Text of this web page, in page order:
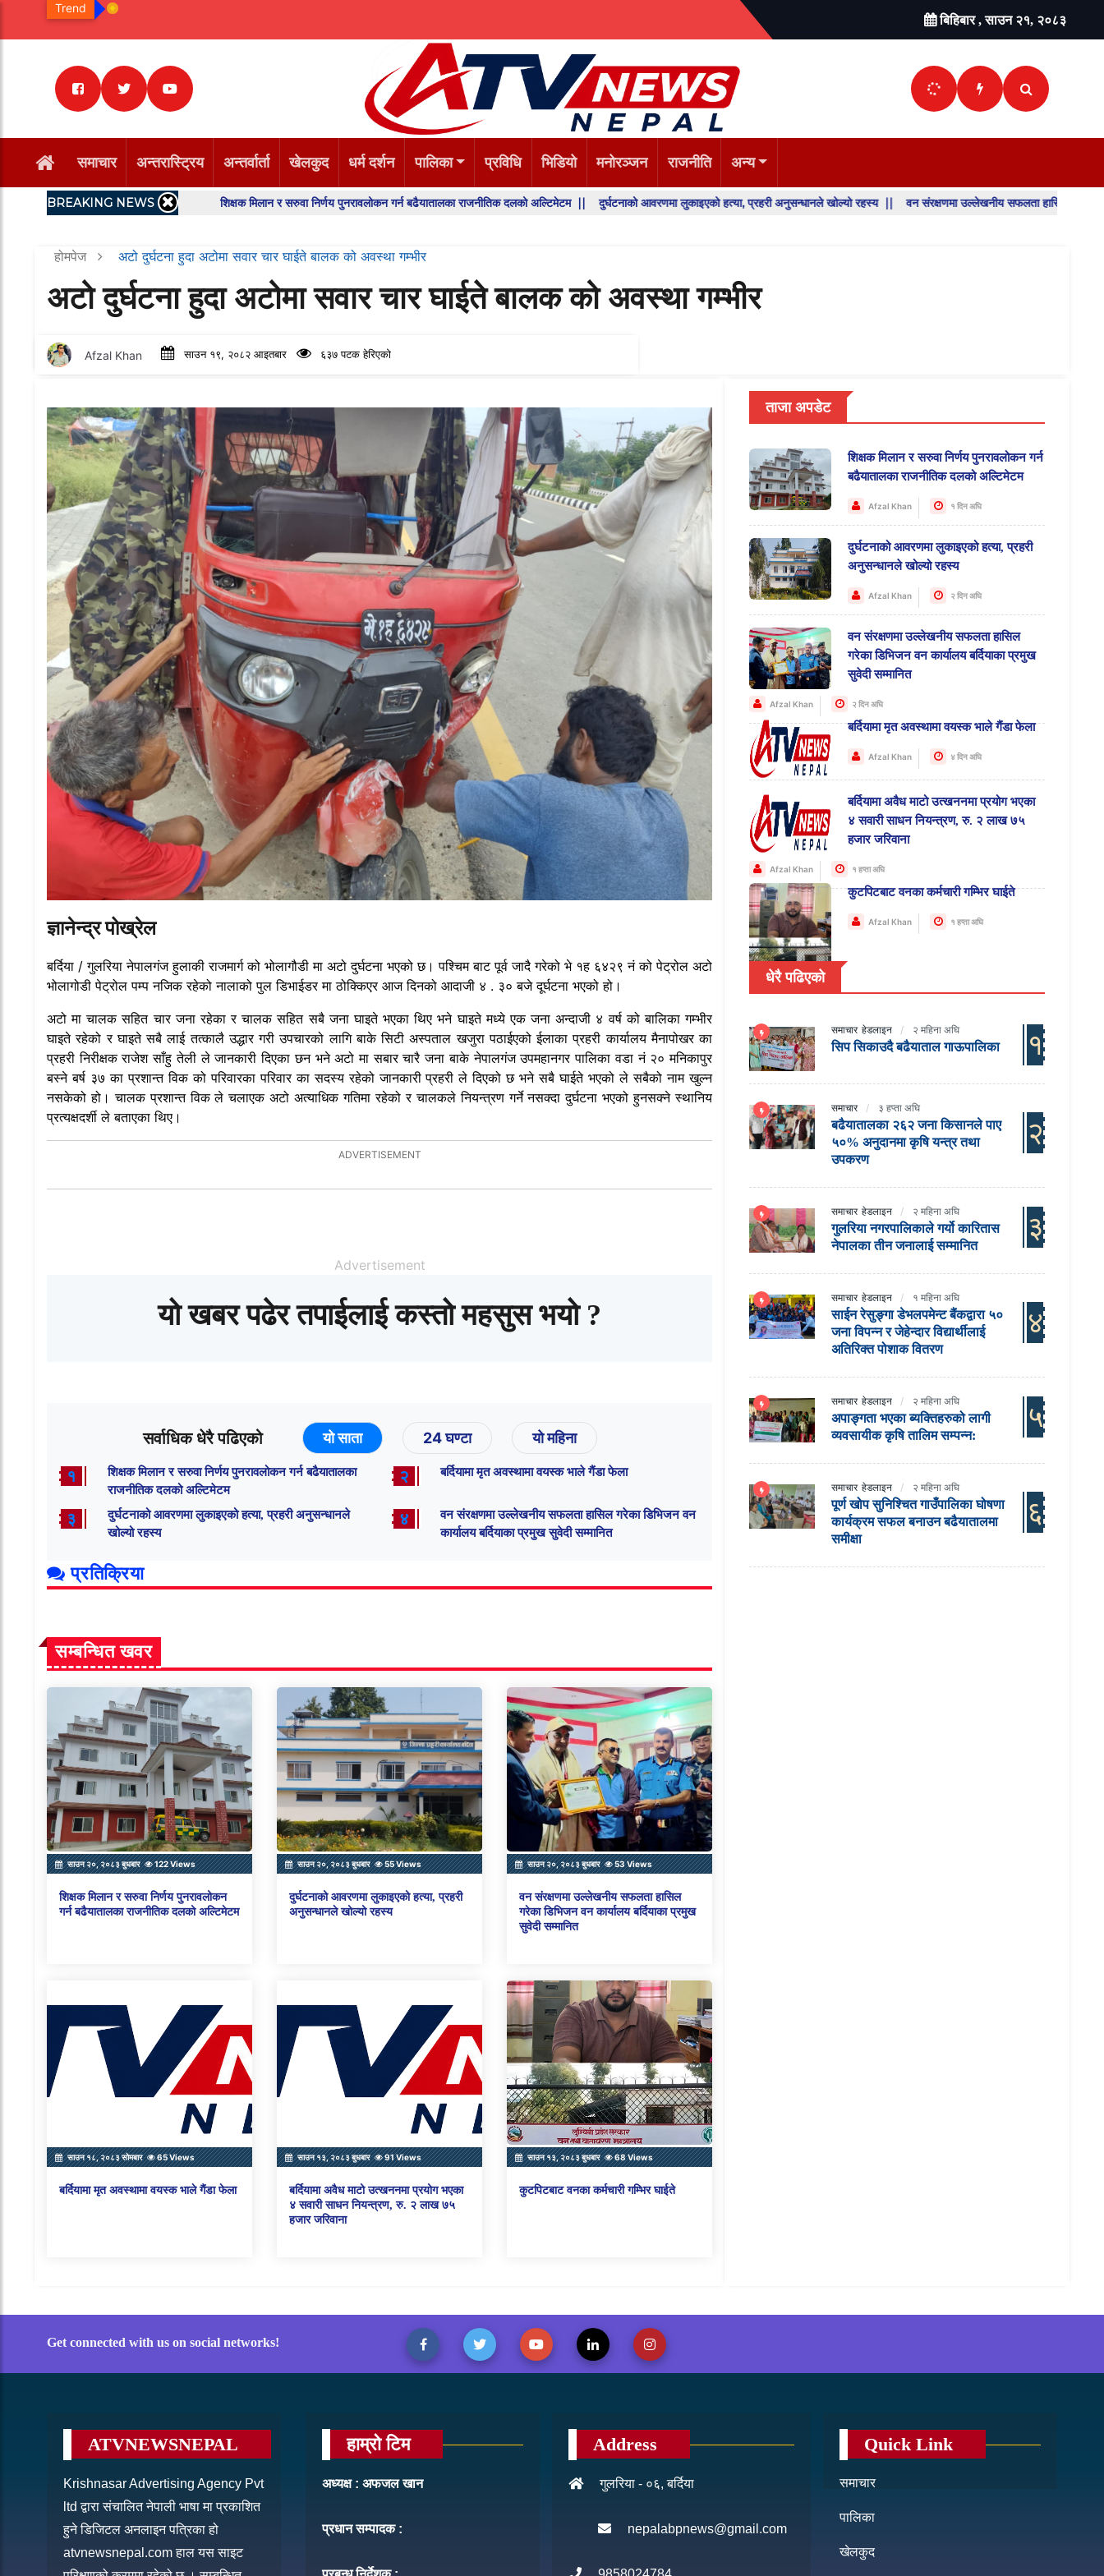
Trend
बिहिबार , साउन २१, २०८३
समाचार अन्तरास्ट्रिय अन्तर्वार्ता खेलकुद धर्म दर्शन पालिका प्रविधि भिडियो मनोरञ्जन राजनीति अन्य
शिक्षक मिलान र सरुवा निर्णय पुनरावलोकन गर्न बढैयातालका राजनीतिक दलको अल्टिमेटम ||दुर्घटनाको आवरणमा लुकाइएको हत्या, प्रहरी अनुसन्धानले खोल्यो रहस्य ||वन संरक्षणमा उल्लेखनीय सफलता हासिल गरेका डिभिजन वन
BREAKING NEWS
होमपेज अटो दुर्घटना हुदा अटोमा सवार चार घाईते बालक को अवस्था गम्भीर
अटो दुर्घटना हुदा अटोमा सवार चार घाईते बालक को अवस्था गम्भीर
Afzal Khan साउन १९, २०८२ आइतबार ६३७ पटक हेरिएको
ज्ञानेन्द्र पोख्रेल
बर्दिया / गुलरिया नेपालगंज हुलाकी राजमार्ग को भोलागौडी मा अटो दुर्घटना भएको छ। पश्चिम बाट पूर्व जादै गरेको भे १ह ६४२९ नं को पेट्रोल अटो
भोलागोडी पेट्रोल पम्प नजिक रहेको नालाको पुल डिभाईडर मा ठोक्किएर आज दिनको आदाजी ४ . ३० बजे दूर्घटना भएको हो।
अटो मा चालक सहित चार जना रहेका र चालक सहित सबै जना घाइते भएका थिए भने घाइते मध्ये एक जना अन्दाजी ४ वर्ष को बालिका गम्भीर
घाइते रहेको र घाइते सबै लाई तत्कालै उद्धार गरी उपचारको लागि बाके सिटी अस्पताल खजुरा पठाईएको ईलाका प्रहरी कार्यालय मैनापोखर का
प्रहरी निरीक्षक राजेश साँहु तेली ले जानकारी दिएका छन भने अटो मा सबार चारै जना बाके नेपालगंज उपमहानगर पालिका वडा नं २० मनिकापुर
बस्ने बर्ष ३७ का प्रशान्त विक को परिवारका परिवार का सदस्य रहेको जानकारी प्रहरी ले दिएको छ भने सबै घाईते भएको ले सबैको नाम खुल्न
नसकेको हो। चालक प्रशान्त विक ले चलाएक अटो अत्याधिक गतिमा रहेको र चालकले नियन्त्रण गर्ने नसक्दा दुर्घटना भएको हुनसक्ने स्थानिय
प्रत्यक्षदर्शी ले बताएका थिए।
Advertisement
यो खबर पढेर तपाईलाई कस्तो महसुस भयो ?
सर्वाधिक धेरै पढिएको यो साता 24 घण्टा यो महिना
१
शिक्षक मिलान र सरुवा निर्णय पुनरावलोकन गर्न बढैयातालका
राजनीतिक दलको अल्टिमेटम
२ बर्दियामा मृत अवस्थामा वयस्क भाले गैंडा फेला
३
दुर्घटनाको आवरणमा लुकाइएको हत्या, प्रहरी अनुसन्धानले
खोल्यो रहस्य
४
वन संरक्षणमा उल्लेखनीय सफलता हासिल गरेका डिभिजन वन
कार्यालय बर्दियाका प्रमुख सुवेदी सम्मानित
प्रतिक्रिया
सम्बन्धित खवर
साउन २०, २०८३ बुधबार 122 Views
शिक्षक मिलान र सरुवा निर्णय पुनरावलोकन
गर्न बढैयातालका राजनीतिक दलको अल्टिमेटम
साउन २०, २०८३ बुधबार 55 Views
दुर्घटनाको आवरणमा लुकाइएको हत्या, प्रहरी
अनुसन्धानले खोल्यो रहस्य
साउन २०, २०८३ बुधबार 53 Views
वन संरक्षणमा उल्लेखनीय सफलता हासिल
गरेका डिभिजन वन कार्यालय बर्दियाका प्रमुख
सुवेदी सम्मानित
साउन १८, २०८३ सोमबार 65 Views
बर्दियामा मृत अवस्थामा वयस्क भाले गैंडा फेला
साउन १३, २०८३ बुधबार 91 Views
बर्दियामा अवैध माटो उत्खननमा प्रयोग भएका
४ सवारी साधन नियन्त्रण, रु. २ लाख ७५
हजार जरिवाना
साउन १३, २०८३ बुधबार 68 Views
कुटपिटबाट वनका कर्मचारी गम्भिर घाईते
ताजा अपडेट
शिक्षक मिलान र सरुवा निर्णय पुनरावलोकन गर्न
बढैयातालका राजनीतिक दलको अल्टिमेटम
Afzal Khan १ दिन अघि
दुर्घटनाको आवरणमा लुकाइएको हत्या, प्रहरी
अनुसन्धानले खोल्यो रहस्य
Afzal Khan २ दिन अघि
वन संरक्षणमा उल्लेखनीय सफलता हासिल
गरेका डिभिजन वन कार्यालय बर्दियाका प्रमुख
सुवेदी सम्मानित
Afzal Khan २ दिन अघि
बर्दियामा मृत अवस्थामा वयस्क भाले गैंडा फेला
Afzal Khan ४ दिन अघि
बर्दियामा अवैध माटो उत्खननमा प्रयोग भएका
४ सवारी साधन नियन्त्रण, रु. २ लाख ७५
हजार जरिवाना
Afzal Khan १ हप्ता अघि
कुटपिटबाट वनका कर्मचारी गम्भिर घाईते
Afzal Khan १ हप्ता अघि
धेरै पढिएको
समाचार हेडलाइन २ महिना अघि
सिप सिकाउदै बढैयाताल गाऊपालिका १
समाचार ३ हप्ता अघि
बढैयातालका २६२ जना किसानले पाए
५०% अनुदानमा कृषि यन्त्र तथा
उपकरण
२
समाचार हेडलाइन २ महिना अघि
गुलरिया नगरपालिकाले गर्यो कारितास
नेपालका तीन जनालाई सम्मानित
३
समाचार हेडलाइन १ महिना अघि
साईन रेसुङ्गा डेभलपमेन्ट बैंकद्वारा ५०
जना विपन्न र जेहेन्दार विद्यार्थीलाई
अतिरिक्त पोशाक वितरण
४
समाचार हेडलाइन २ महिना अघि
अपाङ्गता भएका ब्यक्तिहरुको लागी
व्यवसायीक कृषि तालिम सम्पन्न:
५
समाचार हेडलाइन २ महिना अघि
पूर्ण खोप सुनिश्चित गाउँपालिका घोषणा
कार्यक्रम सफल बनाउन बढैयातालमा
समीक्षा
६
Get connected with us on social networks!
ATVNEWSNEPAL
Krishnasar Advertising Agency Pvt
ltd द्वारा संचालित नेपाली भाषा मा प्रकाशित
हुने डिजिटल अनलाइन पत्रिका हो
atvnewsnepal.com हाल यस साइट
हाम्रो टिम
अध्यक्ष : अफजल खान
प्रधान सम्पादक :
Address
गुलरिया - ०६, बर्दिया
nepalabpnews@gmail.com
Quick Link
समाचार
पालिका
खेलकुद